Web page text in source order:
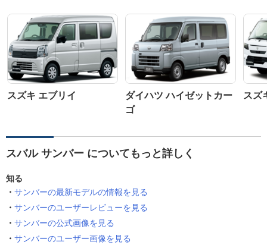
スズキ エブリイ
ダイハツ ハイゼットカー
ゴ
スズ
スバル サンバー についてもっと詳しく
知る
サンバーの最新モデルの情報を見る
サンバーのユーザーレビューを見る
サンバーの公式画像を見る
サンバーのユーザー画像を見る